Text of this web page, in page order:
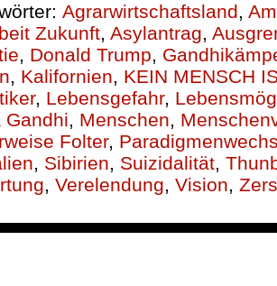
Agrarwirtschaftsland,
Zukunft, Asylantrag,
, Donald Trump,
, Kalifornien, KEIN MENSCH
, Lebensgefahr,
Gandhi, Menschen,
Folter,
, Sibirien, Suizidalität,
, Verelendung, Vision,